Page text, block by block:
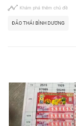
Khám phá thêm chủ đề
ĐẢO THÁI BÌNH DƯƠNG